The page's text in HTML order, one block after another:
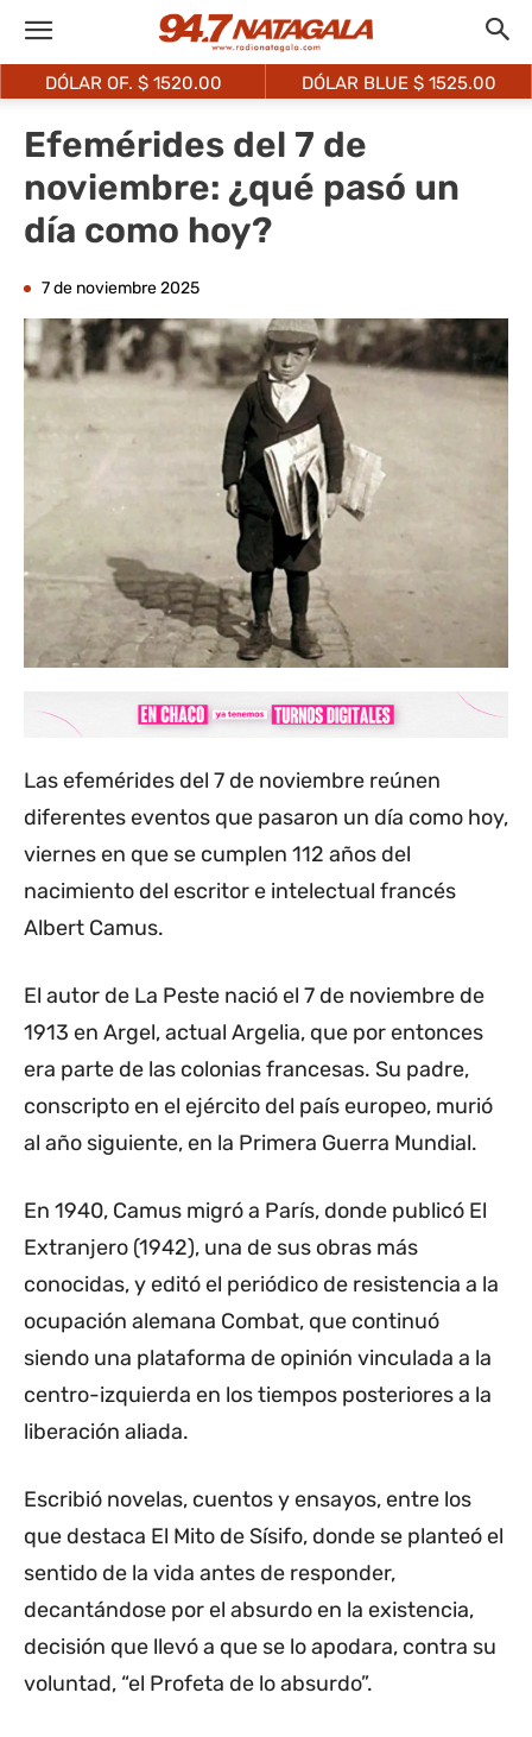
DÓLAR OF. $ 1520.00 DÓLAR BLUE $ 1525.00
Efemérides del 7 de
noviembre: ¿qué pasó un
día como hoy?
7 de noviembre 2025
Las efemérides del 7 de noviembre reúnen
diferentes eventos que pasaron un día como hoy,
viernes en que se cumplen 112 años del
nacimiento del escritor e intelectual francés
Albert Camus.
El autor de La Peste nació el 7 de noviembre de
1913 en Argel, actual Argelia, que por entonces
era parte de las colonias francesas. Su padre,
conscripto en el ejército del país europeo, murió
al año siguiente, en la Primera Guerra Mundial.
En 1940, Camus migró a París, donde publicó El
Extranjero (1942), una de sus obras más
conocidas, y editó el periódico de resistencia a la
ocupación alemana Combat, que continuó
siendo una plataforma de opinión vinculada a la
centro-izquierda en los tiempos posteriores a la
liberación aliada.
Escribió novelas, cuentos y ensayos, entre los
que destaca El Mito de Sísifo, donde se planteó el
sentido de la vida antes de responder,
decantándose por el absurdo en la existencia,
decisión que llevó a que se lo apodara, contra su
voluntad, “el Profeta de lo absurdo”.